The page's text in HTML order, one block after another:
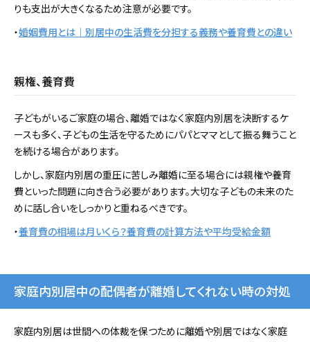
りも支出が大きくなるため注意が必要です。
・婚姻費用とは｜別居中の生活費を分担する義務や養育費との違い
親権、養育費
子どもがいるご家庭の場合、離婚ではなく家庭内別居を決断するケ
ースも多く、子どもの生活を守るためにパパとママとして振る舞うこと
を続ける場合があります。
しかし、家庭内別居の重圧に苦しみ離婚に至る場合には親権や養育
費といった問題に向き合う必要があります。大切な子どもの未来のた
めに話し合いをしっかりと重ねるべきです。
・養育費の相場は月いくら？養育費の計算方法や平均受給金額
家庭内別居中の配偶者が離婚してくれない時の対処
家庭内別居は世間への体裁を保つために離婚や別居ではなく家庭